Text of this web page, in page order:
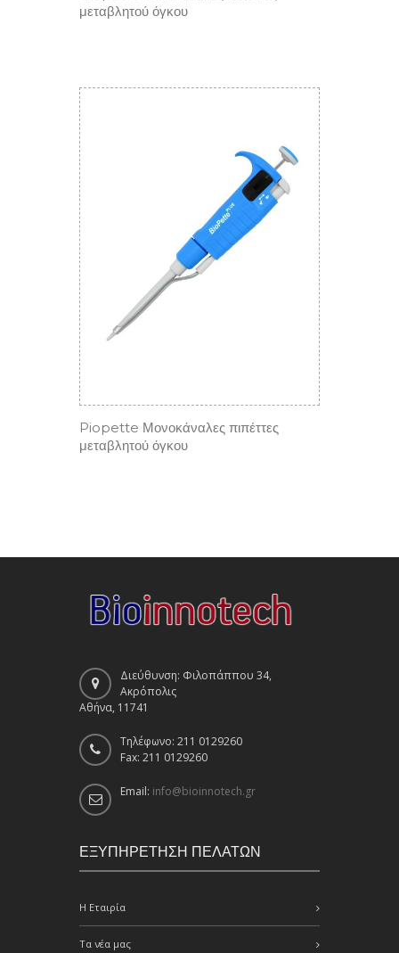
μεταβλητού όγκου
Piopette Μονοκάναλες πιπέττες
μεταβλητού όγκου
Διεύθυνση: Φιλοπάππου 34,
Ακρόπολις
Αθήνα, 11741
Τηλέφωνο: 211 0129260
Fax: 211 0129260
Email: info@bioinnotech.gr
ΕΞΥΠΗΡΕΤΗΣΗ ΠΕΛΑΤΩΝ
Η Εταιρία
Τα νέα μας